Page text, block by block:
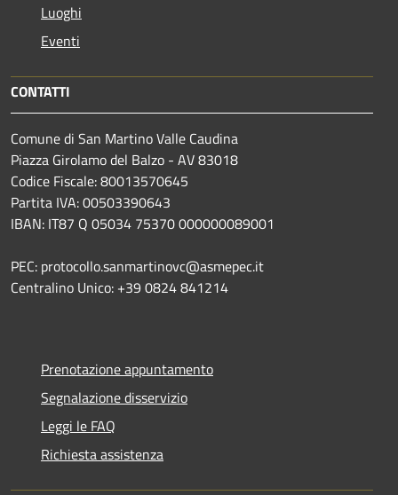
Luoghi
Eventi
CONTATTI
Comune di San Martino Valle Caudina
Piazza Girolamo del Balzo - AV 83018
Codice Fiscale: 80013570645
Partita IVA: 00503390643
IBAN: IT87 Q 05034 75370 000000089001
PEC: protocollo.sanmartinovc@asmepec.it
Centralino Unico: +39 0824 841214
Prenotazione appuntamento
Segnalazione disservizio
Leggi le FAQ
Richiesta assistenza